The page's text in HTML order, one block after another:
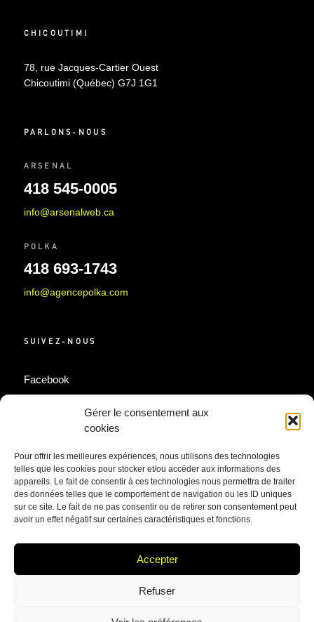
Gérer le consentement aux
cookies
Pour offrir les meilleures expériences, nous utilisons des technologies
telles que les cookies pour stocker et/ou accéder aux informations des
appareils. Le fait de consentir à ces technologies nous permettra de traiter
des données telles que le comportement de navigation ou les ID uniques
sur ce site. Le fait de ne pas consentir ou de retirer son consentement peut
avoir un effet négatif sur certaines caractéristiques et fonctions.
Accepter
Refuser
CHICOUTIMI
78, rue Jacques-Cartier Ouest
Chicoutimi (Québec) G7J 1G1
PARLONS-NOUS
ARSENAL
418 545-0005
info@arsenalweb.ca
POLKA
418 693-1743
info@agencepolka.com
SUIVEZ-NOUS
Facebook
INFOLETTRE
Inscrivez-vous à notre infolettre pour obtenir des conseils
M'inscrire